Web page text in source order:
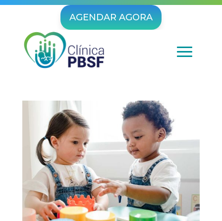
AGENDAR AGORA